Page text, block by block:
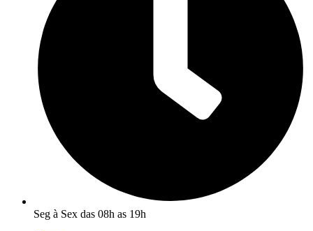
Seg à Sex das 08h as 19h